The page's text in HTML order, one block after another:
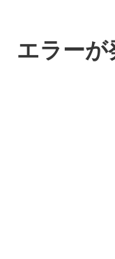
エラーが